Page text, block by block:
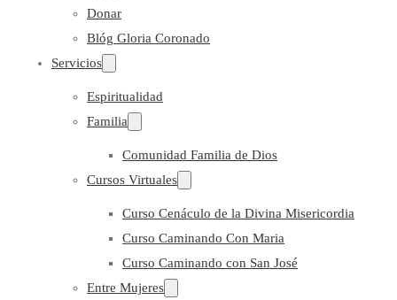
Donar
Blóg Gloria Coronado
Servicios
Espiritualidad
Familia
Comunidad Familia de Dios
Cursos Virtuales
Curso Cenáculo de la Divina Misericordia
Curso Caminando Con Maria
Curso Caminando con San José
Entre Mujeres